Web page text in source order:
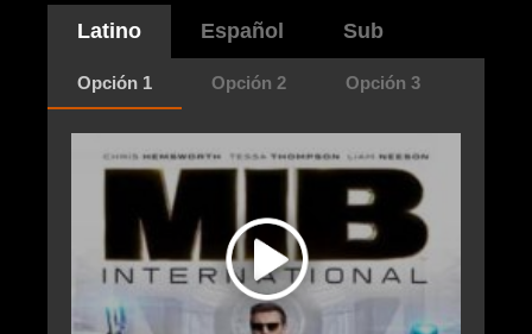
Latino Español Sub
Opción 1 Opción 2 Opción 3